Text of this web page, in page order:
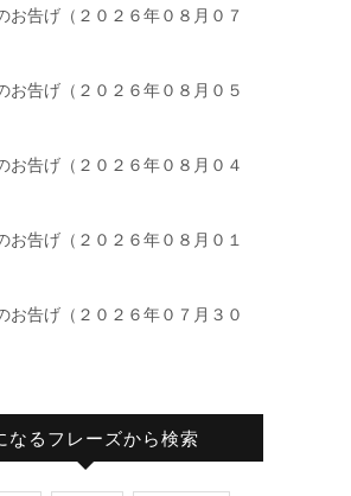
お告げ（２０２６年０８月０７
お告げ（２０２６年０８月０５
お告げ（２０２６年０８月０４
お告げ（２０２６年０８月０１
お告げ（２０２６年０７月３０
なるフレーズから検索